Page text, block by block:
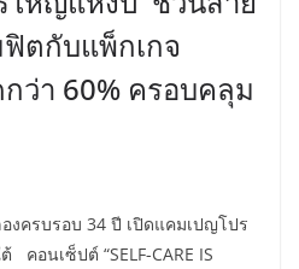
ตกับแพ็กเกจ
ว่า 60% ครอบคลุม
งครบรอบ 34 ปี เปิดแคมเปญโปร
อนเซ็ปต์ “SELF-CARE IS